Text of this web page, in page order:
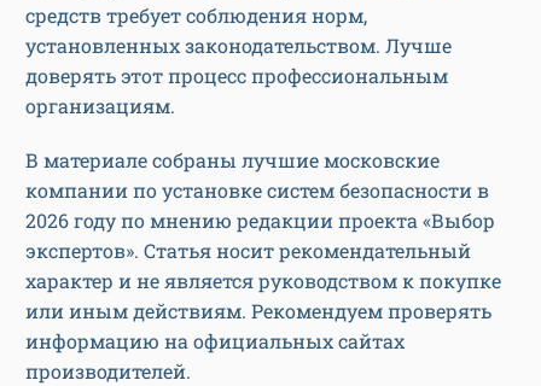
средств требует соблюдения норм,
установленных законодательством. Лучше
доверять этот процесс профессиональным
организациям.
В материале собраны лучшие московские
компании по установке систем безопасности в
2026 году по мнению редакции проекта «Выбор
экспертов». Статья носит рекомендательный
характер и не является руководством к покупке
или иным действиям. Рекомендуем проверять
информацию на официальных сайтах
производителей.